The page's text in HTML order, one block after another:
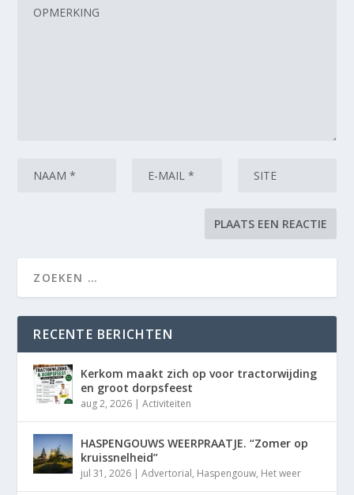
RECENTE BERICHTEN
Kerkom maakt zich op voor tractorwijding
en groot dorpsfeest
aug 2, 2026 |Activiteiten
HASPENGOUWS WEERPRAATJE. “Zomer op
kruissnelheid”
jul 31, 2026 |Advertorial, Haspengouw, Het weer